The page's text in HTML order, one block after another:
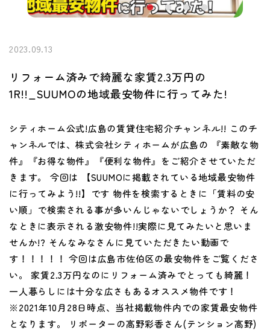
2023.09.13
リフォーム済みで綺麗な家賃2.3万円の
1R!!_SUUMOの地域最安物件に行ってみた!
シティホーム公式!広島の賃貸住宅紹介チャンネル!! このチ
ャンネルでは、株式会社シティホームが広島の 『素敵な物
件』『お得な物件』『便利な物件』をご紹介させていただ
きます。 今回は 【SUUMOに掲載されている地域最安物件
に行ってみよう!!】です 物件を検索するときに「賃料の安
い順」で検索される事が多いんじゃないでしょうか？ そん
なときに表示される激安物件!!実際に見てみたいと思いま
せんか!? そんなみなさんに見ていただきたい動画で
す！！！！！ 今回は広島市佐伯区の最安物件をご覧くださ
い。 家賃2.3万円なのにリフォーム済みでとっても綺麗！
一人暮らしには十分な広さもあるオススメ物件です！
※2021年10月28日時点、当社掲載物件内での家賃最安物件
となります。 リポーターの高野彩香さん(テンション高野)